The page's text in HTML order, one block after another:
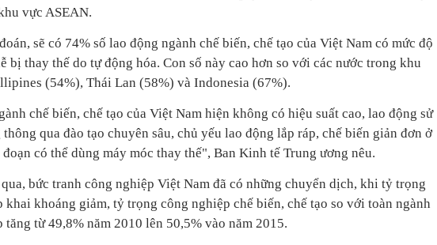
vực ASEAN.
sẽ có 74% số lao động ngành chế biến, chế tạo của Việt Nam có mức độ
bị thay thế do tự động hóa. Con số này cao hơn so với các nước trong khu
(54%), Thái Lan (58%) và Indonesia (67%).
chế biến, chế tạo của Việt Nam hiện không có hiệu suất cao, lao động sử
qua đào tạo chuyên sâu, chủ yếu lao động lắp ráp, chế biến giản đơn ở
có thể dùng máy móc thay thế", Ban Kinh tế Trung ương nêu.
bức tranh công nghiệp Việt Nam đã có những chuyển dịch, khi tỷ trọng
khai khoáng giảm, tỷ trọng công nghiệp chế biến, chế tạo so với toàn ngành
tăng từ 49,8% năm 2010 lên 50,5% vào năm 2015.